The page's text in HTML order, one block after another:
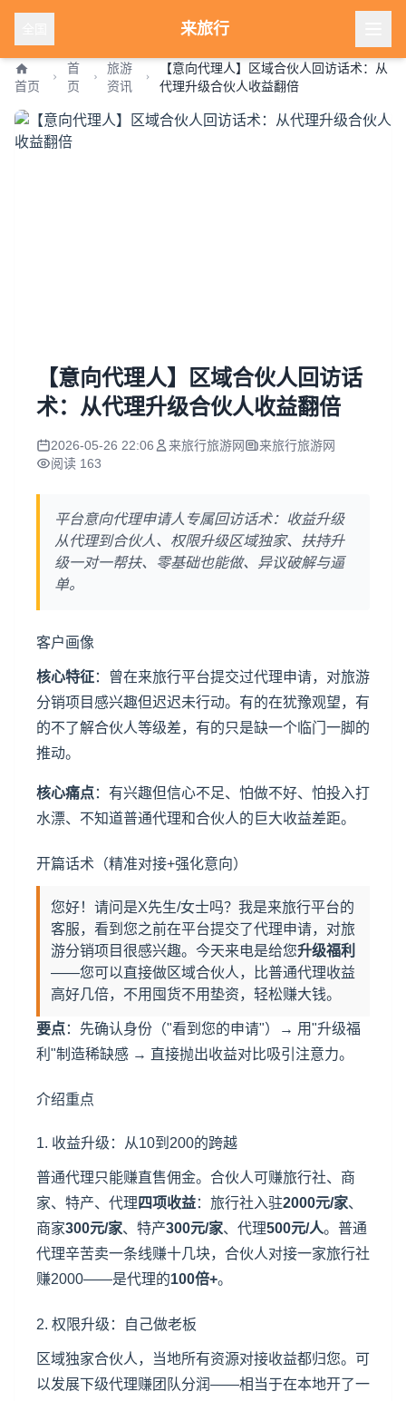
来旅行
首页
首
页
旅游
资讯
【意向代理人】区域合伙人回访话术：从
代理升级合伙人收益翻倍
【意向代理人】区域合伙人回访话
术：从代理升级合伙人收益翻倍
2026-05-26 22:06 来旅行旅游网
来旅行旅游网
阅读 163
平台意向代理申请人专属回访话术：收益升级
从代理到合伙人、权限升级区域独家、扶持升
级一对一帮扶、零基础也能做、异议破解与逼
单。
客户画像
核心特征：曾在来旅行平台提交过代理申请，对旅游
分销项目感兴趣但迟迟未行动。有的在犹豫观望，有
的不了解合伙人等级差，有的只是缺一个临门一脚的
推动。
核心痛点：有兴趣但信心不足、怕做不好、怕投入打
水漂、不知道普通代理和合伙人的巨大收益差距。
开篇话术（精准对接+强化意向）
您好！请问是X先生/女士吗？我是来旅行平台的
客服，看到您之前在平台提交了代理申请，对旅
游分销项目很感兴趣。今天来电是给您升级福利
——您可以直接做区域合伙人，比普通代理收益
高好几倍，不用囤货不用垫资，轻松赚大钱。
要点：先确认身份（"看到您的申请"）→ 用"升级福
利"制造稀缺感 → 直接抛出收益对比吸引注意力。
介绍重点
1. 收益升级：从10到200的跨越
普通代理只能赚直售佣金。合伙人可赚旅行社、商
家、特产、代理 四项收益：旅行社入驻2000元/家、
商家300元/家、特产300元/家、代理500元/人。普通
代理辛苦卖一条线赚十几块，合伙人对接一家旅行社
赚2000——是代理的100倍+。
2. 权限升级：自己做老板
区域独家合伙人，当地所有资源对接收益都归您。可
以发展下级代理赚团队分润——相当于在本地开了一